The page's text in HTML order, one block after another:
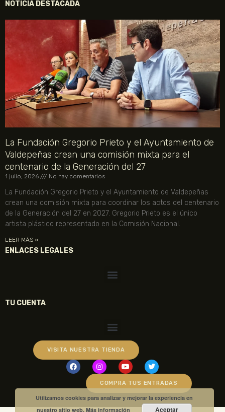
NOTICIA DESTACADA
La Fundación Gregorio Prieto y el Ayuntamiento de
Valdepeñas crean una comisión mixta para el
centenario de la Generación del 27
1 julio, 2026 No hay comentarios
La Fundación Gregorio Prieto y el Ayuntamiento de Valdepeñas
crean una comisión mixta para coordinar los actos del centenario
de la Generación del 27 en 2027. Gregorio Prieto es el único
artista plástico representado en la Comisión Nacional.
LEER MÁS »
ENLACES LEGALES
TU CUENTA
VISITA NUESTRA TIENDA
COMPRA TUS ENTRADAS
Utilizamos cookies para analizar y mejorar la experiencia en
nuestro sitio web.Más información Aceptar